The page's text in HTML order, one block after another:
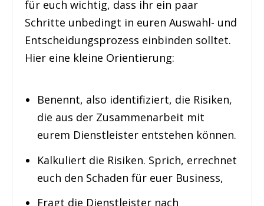
für euch wichtig, dass ihr ein paar
Schritte unbedingt in euren Auswahl- und
Entscheidungsprozess einbinden solltet.
Hier eine kleine Orientierung:
Benennt, also identifiziert, die Risiken,
die aus der Zusammenarbeit mit
eurem Dienstleister entstehen können.
Kalkuliert die Risiken. Sprich, errechnet
euch den Schaden für euer Business,
Fragt die Dienstleister nach